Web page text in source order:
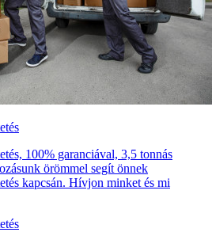
100% garanciával, 3,5 tonnás
örömmel segít önnek
kapcsán. Hívjon minket és mi